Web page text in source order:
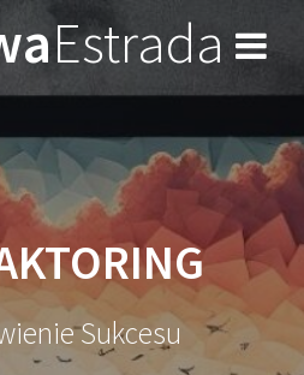
do
treściEstrada
Sukcesu